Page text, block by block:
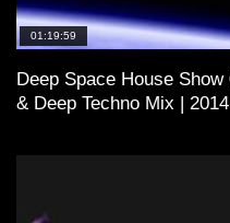
01:19:59
Deep Space House
& Deep Techno Mix | 2014